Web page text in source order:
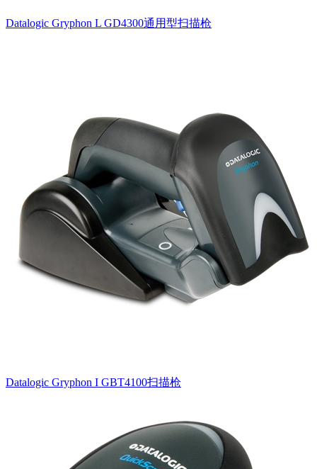
Datalogic Gryphon L GD4300通用型扫描枪
Datalogic Gryphon I GBT4100扫描枪